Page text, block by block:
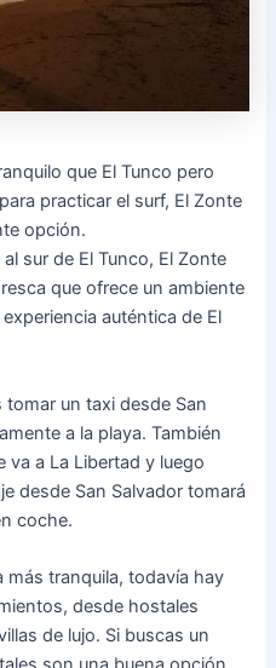
que El Tunco pero
practicar el surf, El Zonte
opción.
sur de El Tunco, El Zonte
que ofrece un ambiente
auténtica de El
tomar un taxi desde San
a la playa. También
va a La Libertad y luego
desde San Salvador tomará
coche.
más tranquila, todavía hay
desde hostales
de lujo. Si buscas un